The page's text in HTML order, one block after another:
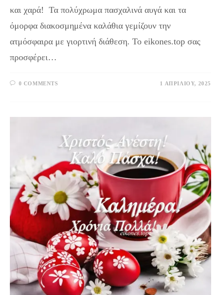
και χαρά! Τα πολύχρωμα πασχαλινά αυγά και τα
όμορφα διακοσμημένα καλάθια γεμίζουν την
ατμόσφαιρα με γιορτινή διάθεση. Το eikones.top σας
προσφέρει…
0 COMMENTS 1 ΑΠΡΙΛΊΟΥ, 2025